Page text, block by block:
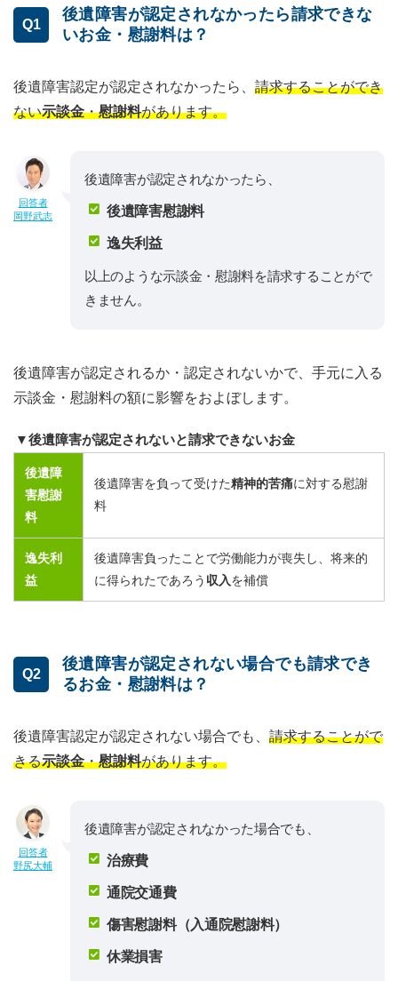
Q1
後遺障害が認定されなかったら請求できな
いお金・慰謝料は？
後遺障害認定が認定されなかったら、 請求することができ
ない示談金・慰謝料があります。
回答者
岡野武志
後遺障害が認定されなかったら、
後遺障害慰謝料
逸失利益
以上のような示談金・慰謝料を請求することがで
きません。
後遺障害が認定されるか・認定されないかで、手元に入る
示談金・慰謝料の額に影響をおよぼします。
▼後遺障害が認定されないと請求できないお金
後遺障
害慰謝
料
後遺障害を負って受けた精神的苦痛に対する慰謝
料
逸失利
益
後遺障害負ったことで労働能力が喪失し、将来的
に得られたであろう 収入を補償
Q2
後遺障害が認定されない場合でも請求でき
るお金・慰謝料は？
後遺障害認定が認定されない場合でも、 請求することがで
きる示談金・慰謝料があります。
回答者
野尻大輔
後遺障害が認定されなかった場合でも、
治療費
通院交通費
傷害慰謝料（入通院慰謝料）
休業損害